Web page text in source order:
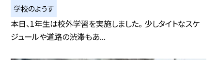
学校のようす
本日、1年生は校外学習を実施しました。 少しタイトなスケ
ジュールや道路の渋滞もあ...